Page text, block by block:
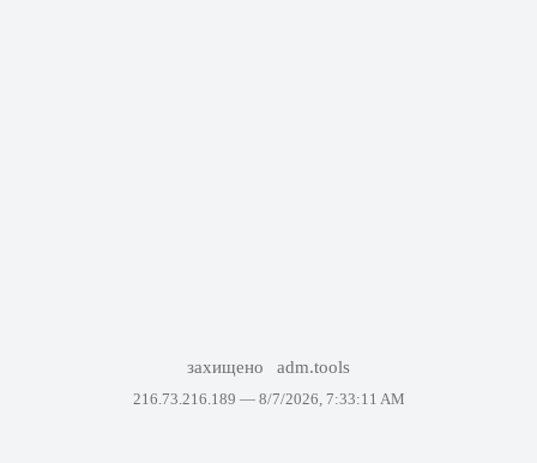
захищено adm.tools
216.73.216.189 — 8/7/2026, 7:33:11 AM